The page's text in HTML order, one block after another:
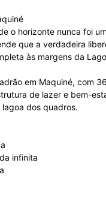
o horizonte nunca foi
que a verdadeira
às margens da
em Maquiné, com
de lazer e bem-
dos quadros.
infinita